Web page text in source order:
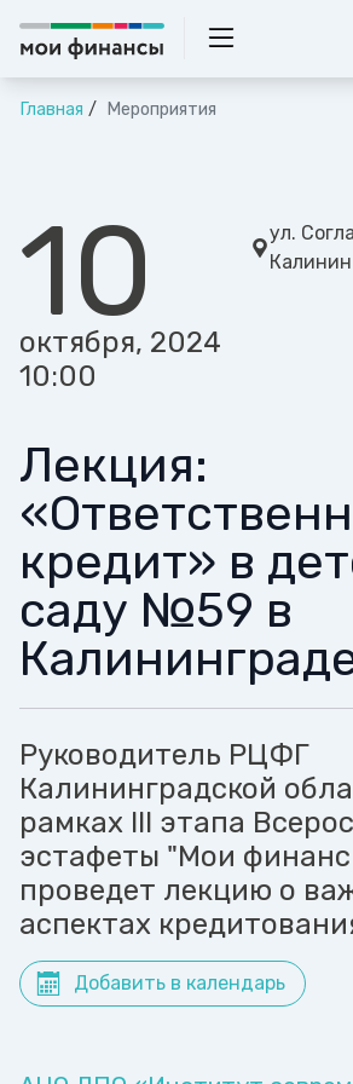
Главная Мероприятия
10
октября, 2024
10:00
ул.
Лекция:
кредит» в
саду №59 в
Руководитель РЦФГ
Калининградской
рамках III этапа
эстафеты "Мои
проведет лекцию о
аспектах
Добавить в календарь